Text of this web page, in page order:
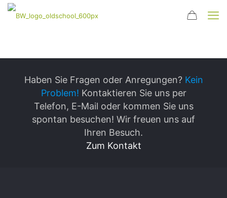
Haben Sie Fragen oder Anregungen? Kein
Problem! Kontaktieren Sie uns per
Telefon, E-Mail oder kommen Sie uns
spontan besuchen! Wir freuen uns auf
Ihren Besuch.
Zum Kontakt